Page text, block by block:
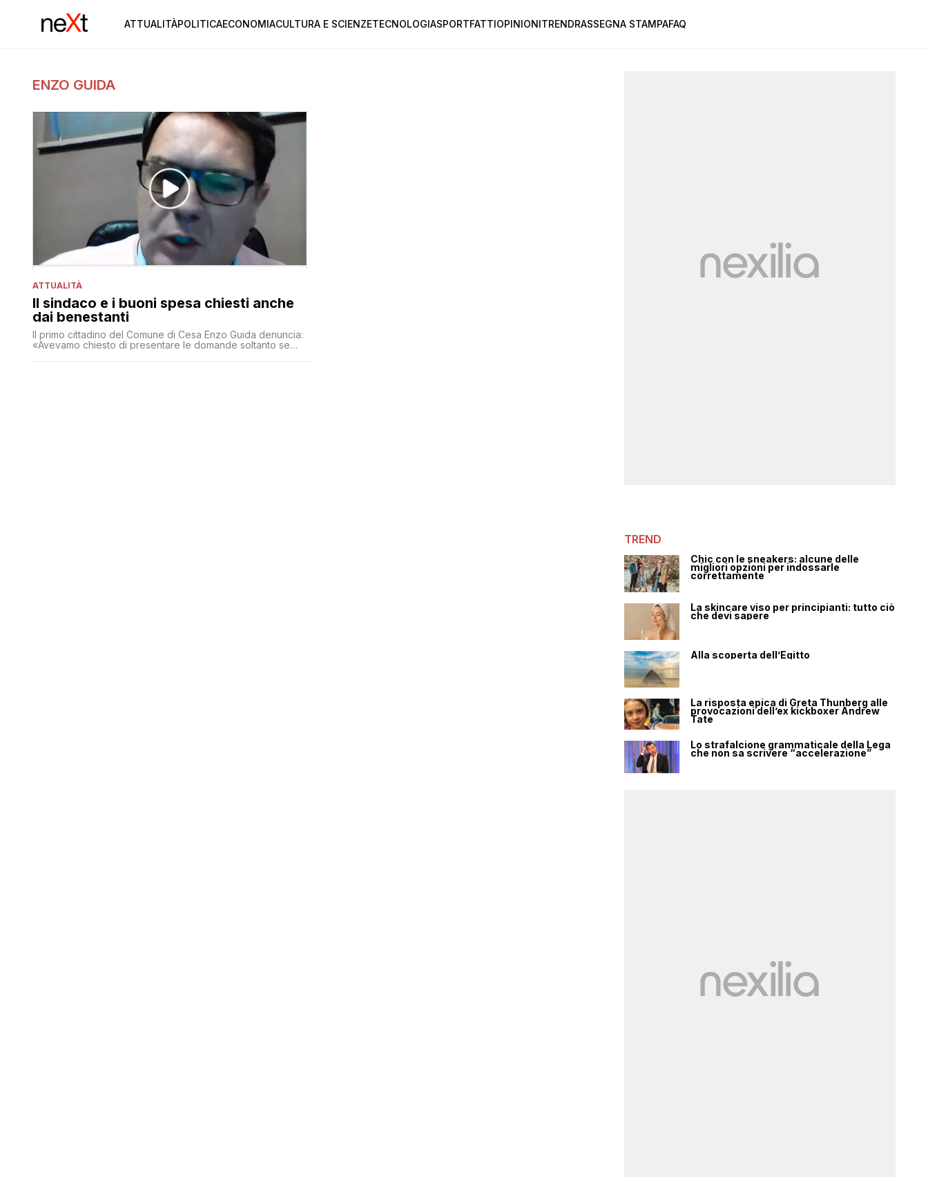
ATTUALITÀPOLITICAECONOMIACULTURA E SCIENZETECNOLOGIASPORTFATTIOPINIONITRENDRASSEGNA STAMPAFAQ
ENZO GUIDA
ATTUALITÀ
Il sindaco e i buoni spesa chiesti anche
dai benestanti
Il primo cittadino del Comune di Cesa Enzo Guida denuncia:
«Avevamo chiesto di presentare le domande soltanto se
TREND
Chic con le sneakers: alcune delle
migliori opzioni per indossarle
correttamente
La skincare viso per principianti: tutto ciò
che devi sapere
Alla scoperta dell’Egitto
La risposta epica di Greta Thunberg alle
provocazioni dell’ex kickboxer Andrew
Tate
Lo strafalcione grammaticale della Lega
che non sa scrivere “accelerazione”